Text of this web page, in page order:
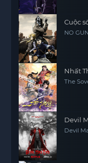
Cuộc
NO
Nhất
The
Devil
Devil